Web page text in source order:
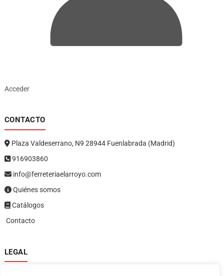
Acceder
CONTACTO
Plaza Valdeserrano, N9 28944 Fuenlabrada (Madrid)
916903860
info@ferreteriaelarroyo.com
Quiénes somos
Catálogos
Contacto
LEGAL